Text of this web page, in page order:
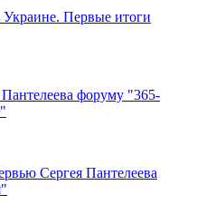
Первые итоги
форуму "365-
Сергея Пантелеева